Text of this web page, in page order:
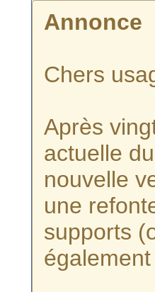
Annonce
Chers
Après
actuelle
nouvelle
une
supports